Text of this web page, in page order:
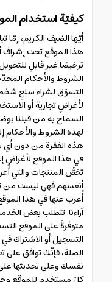
كيفيّة استخدام
أيّها الضيف الكريم، إمّا
هذا الموقع تحت إشراف
ترخيصًا غير قابلٍ
الشروط والأحكام
التسوّق لشراء سلعٍ
لأغراضٍ تجارية أو
السماح به من قبلنا
لهذه الشروط والأحكام
هذه الفقرة من دون أي
في هذا الموقع لأغراضٍ
تخصُّ المنتجات والتي
أنفسهم فهي ليست من
أُعرب عنها في هذا
آراءنا. تتطلب بعض
متوفرةَ على الموقع
التسجيل أو الاشتراك
الصلة، فإنّك توافق
نفسك وعلى تحديثها على